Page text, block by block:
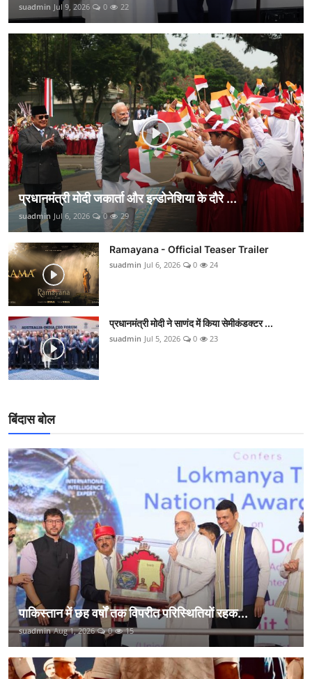
suadmin Jul 9, 2026 0 22
प्रधानमंत्री मोदी जकार्ता और इन्डोनेशिया के दौरे ...
suadmin Jul 6, 2026 0 29
Ramayana - Official Teaser Trailer
suadmin Jul 6, 2026 0 24
प्रधानमंत्री मोदी ने साणंद में किया सेमीकंडक्टर ...
suadmin Jul 5, 2026 0 23
बिंदास बोल
पाकिस्तान में छह वर्षों तक विपरीत परिस्थितियों रहक...
suadmin Aug 1, 2026 0 15